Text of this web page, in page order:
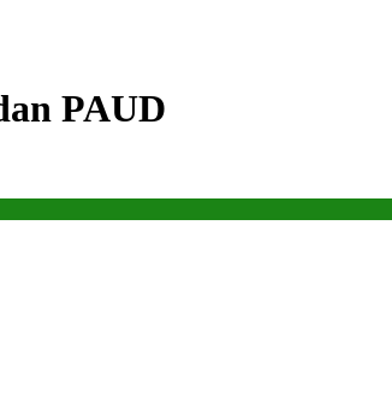
PAUD